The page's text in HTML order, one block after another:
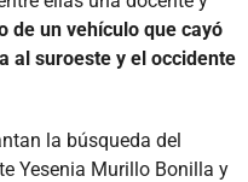
de un vehículo que cayó
al suroeste y el occidente
la búsqueda del
Yesenia Murillo Bonilla y